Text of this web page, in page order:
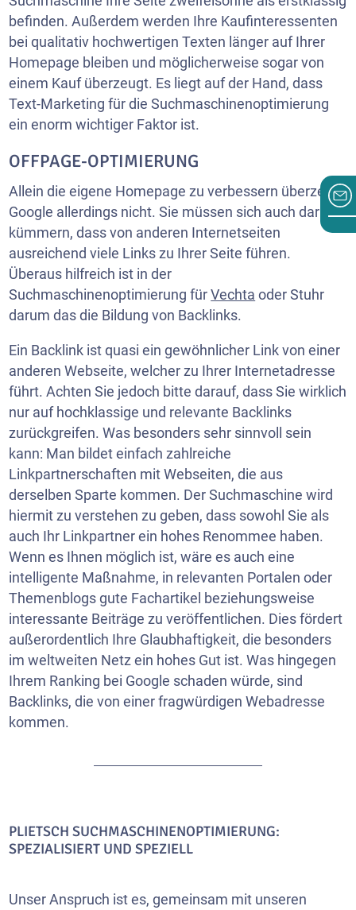
befinden. Außerdem werden Ihre Kaufinteressenten
bei qualitativ hochwertigen Texten länger auf Ihrer
Homepage bleiben und möglicherweise sogar von
einem Kauf überzeugt. Es liegt auf der Hand, dass
Text-Marketing für die Suchmaschinenoptimierung
ein enorm wichtiger Faktor ist.
OFFPAGE-OPTIMIERUNG
Allein die eigene Homepage zu verbessern überzeugt
Google allerdings nicht. Sie müssen sich auch darum
kümmern, dass von anderen Internetseiten
ausreichend viele Links zu Ihrer Seite führen.
Überaus hilfreich ist in der
Suchmaschinenoptimierung fürVechta oder Stuhr
darum das die Bildung von Backlinks.
Ein Backlink ist quasi ein gewöhnlicher Link von einer
anderen Webseite, welcher zu Ihrer Internetadresse
führt. Achten Sie jedoch bitte darauf, dass Sie wirklich
nur auf hochklassige und relevante Backlinks
zurückgreifen. Was besonders sehr sinnvoll sein
kann: Man bildet einfach zahlreiche
Linkpartnerschaften mit Webseiten, die aus
derselben Sparte kommen. Der Suchmaschine wird
hiermit zu verstehen zu geben, dass sowohl Sie als
auch Ihr Linkpartner ein hohes Renommee haben.
Wenn es Ihnen möglich ist, wäre es auch eine
intelligente Maßnahme, in relevanten Portalen oder
Themenblogs gute Fachartikel beziehungsweise
interessante Beiträge zu veröffentlichen. Dies fördert
außerordentlich Ihre Glaubhaftigkeit, die besonders
im weltweiten Netz ein hohes Gut ist. Was hingegen
Ihrem Ranking bei Google schaden würde, sind
Backlinks, die von einer fragwürdigen Webadresse
kommen.
PLIETSCH SUCHMASCHINENOPTIMIERUNG:
SPEZIALISIERT UND SPEZIELL
Unser Anspruch ist es, gemeinsam mit unseren